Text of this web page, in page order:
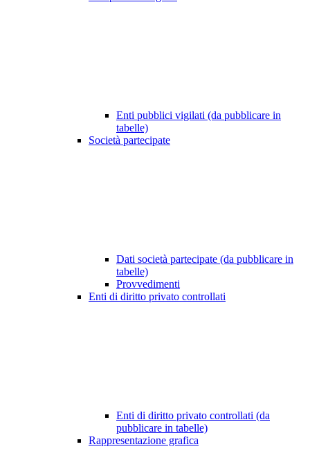
Enti pubblici vigilati (da pubblicare in
tabelle)
Società partecipate
Dati società partecipate (da pubblicare in
tabelle)
Provvedimenti
Enti di diritto privato controllati
Enti di diritto privato controllati (da
pubblicare in tabelle)
Rappresentazione grafica